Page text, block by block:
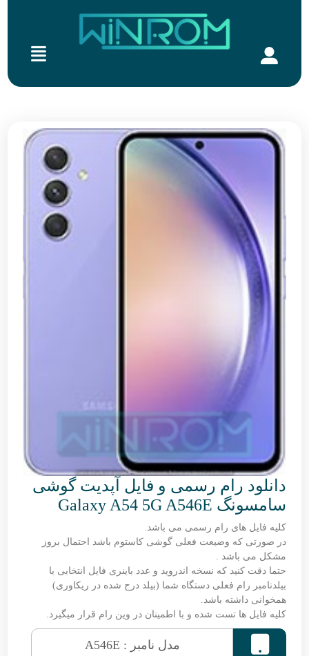
دانلود رام رسمی و فایل آپدیت گوشی
سامسونگ Galaxy A54 5G A546E
کلیه فایل های رام رسمی می باشد.
در صورتی که وضیعت فعلی گوشی کاستوم باشد احتمال بروز
مشکل می باشد .
حتما دقت کنید که نسخه اندروید و عدد باینری فایل انتخابی با
بیلدنامبر رام فعلی دستگاه شما (بیلد درج شده در ریکاوری)
همخوانی داشته باشد.
کلیه فایل ها تست شده و با اطمینان در وین رام قرار میگیرد.
 مدل نامبر : A546E